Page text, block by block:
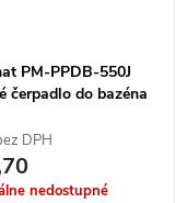
PM-PPDB-550J
čerpadlo do bazéna
DPH
nedostupné